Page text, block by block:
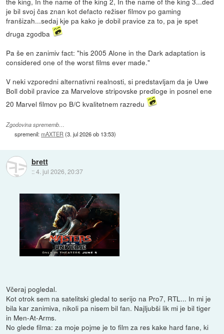
je bil svoj čas znan kot defacto režiser filmov po gaming
franšizah...sedaj kje pa kako je dobil pravice za to, pa je spet
druga zgodba
Pa še en zanimiv fact: "his 2005 Alone in the Dark adaptation is
considered one of the worst films ever made."
V neki vzporedni alternativni realnosti, si predstavljam da je Uwe
Boll dobil pravice za Marvelove stripovske predloge in posnel ene
20 Marvel filmov po B/C kvalitetnem razredu
Zgodovina sprememb…
spremenil:mAXTER(3. jul 2026 ob 13:53)
brett
::4. jul 2026, 20:37
Včeraj pogledal.
Kot otrok sem na satelitski gledal to serijo na Pro7, RTL... In mi je
bila kar zanimiva, nikoli pa nisem bil fan. Najljubši lik mi je bil tiger
in Men-At-Arms.
No glede filma: za moje pojme je to film za res kake hard fane, ki